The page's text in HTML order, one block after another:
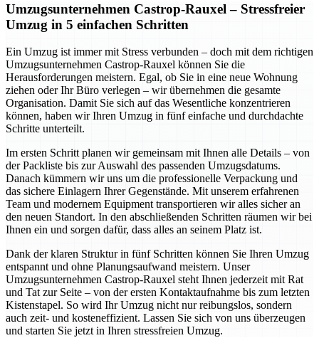
Umzugsunternehmen Castrop-Rauxel – Stressfreier
Umzug in 5 einfachen Schritten
Ein Umzug ist immer mit Stress verbunden – doch mit dem richtigen
Umzugsunternehmen Castrop-Rauxel können Sie die
Herausforderungen meistern. Egal, ob Sie in eine neue Wohnung
ziehen oder Ihr Büro verlegen – wir übernehmen die gesamte
Organisation. Damit Sie sich auf das Wesentliche konzentrieren
können, haben wir Ihren Umzug in fünf einfache und durchdachte
Schritte unterteilt.
Im ersten Schritt planen wir gemeinsam mit Ihnen alle Details – von
der Packliste bis zur Auswahl des passenden Umzugsdatums.
Danach kümmern wir uns um die professionelle Verpackung und
das sichere Einlagern Ihrer Gegenstände. Mit unserem erfahrenen
Team und modernem Equipment transportieren wir alles sicher an
den neuen Standort. In den abschließenden Schritten räumen wir bei
Ihnen ein und sorgen dafür, dass alles an seinem Platz ist.
Dank der klaren Struktur in fünf Schritten können Sie Ihren Umzug
entspannt und ohne Planungsaufwand meistern. Unser
Umzugsunternehmen Castrop-Rauxel steht Ihnen jederzeit mit Rat
und Tat zur Seite – von der ersten Kontaktaufnahme bis zum letzten
Kistenstapel. So wird Ihr Umzug nicht nur reibungslos, sondern
auch zeit- und kosteneffizient. Lassen Sie sich von uns überzeugen
und starten Sie jetzt in Ihren stressfreien Umzug.